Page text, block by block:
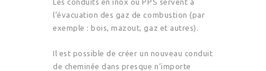
Les conduits en inox ou PPS servent à
l’évacuation des gaz de combustion (par
exemple : bois, mazout, gaz et autres).
Il est possible de créer un nouveau conduit
de cheminée dans presque n’importe